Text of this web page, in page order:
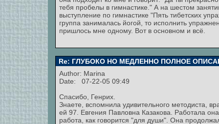
тебя пробелы в гимнастике." А на шестом
выступление по гимнастике "Пять тибетских
группа занималась йогой, то исполнить
пришлось мне одному. Вот в основном и всё.
Re: ГЛУБОКО НО МЕДЛЕННО ПОЛНОЕ
Author: Marina
Date: 07-22-05 09:49
Спасибо, Генрих.
Знаете, вспомнила удивительного методиста,
ей 97. Евгения Павловна Казакова. Работала
работа, как говорится "для души". Она